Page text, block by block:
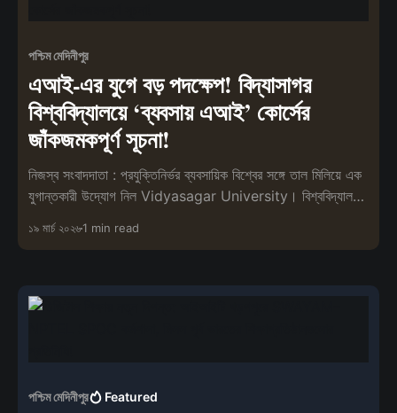
পশ্চিম মেদিনীপুর
এআই-এর যুগে বড় পদক্ষেপ! বিদ্যাসাগর
বিশ্ববিদ্যালয়ে ‘ব্যবসায় এআই’ কোর্সের
জাঁকজমকপূর্ণ সূচনা!
নিজস্ব সংবাদদাতা : প্রযুক্তিনির্ভর ব্যবসায়িক বিশ্বের সঙ্গে তাল মিলিয়ে এক
যুগান্তকারী উদ্যোগ নিল Vidyasagar University। বিশ্ববিদ্যালয়ের
১৯ মার্চ ২০২৬1 min read
পশ্চিম মেদিনীপুর Featured